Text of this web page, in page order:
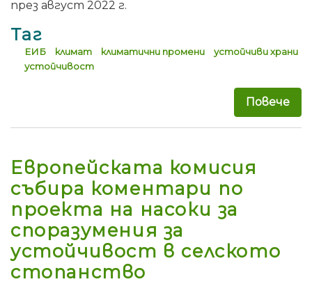
през август 2022 г.
Таг
ЕИБ климат климатични промени
устойчиви храни
устойчивост
Повече
Европейската комисия
събира коментари по
проекта на насоки за
споразумения за
устойчивост в селското
стопанство